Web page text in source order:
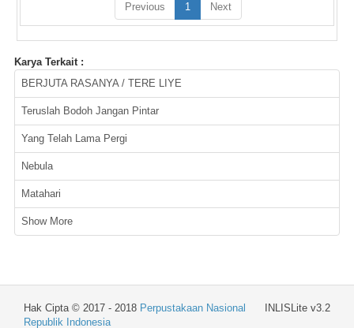
Previous
1 Next
Karya Terkait :
BERJUTA RASANYA / TERE LIYE
Teruslah Bodoh Jangan Pintar
Yang Telah Lama Pergi
Nebula
Matahari
Show More
INLISLite v3.2
Hak Cipta © 2017 - 2018 Perpustakaan Nasional
Republik Indonesia